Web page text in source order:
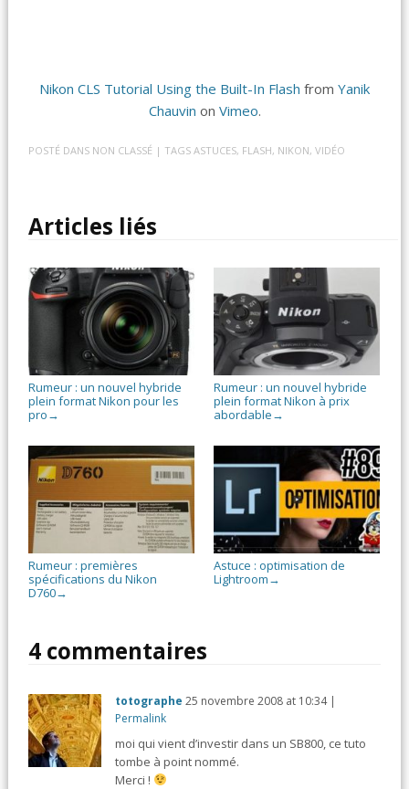
Nikon CLS Tutorial Using the Built-In Flash from Yanik
Chauvin on Vimeo.
POSTÉ DANS NON CLASSÉ | TAGSASTUCES, FLASH, NIKON,VIDÉO
Articles liés
Rumeur : un nouvel hybride
plein format Nikon pour les
pro →
Rumeur : un nouvel hybride
plein format Nikon à prix
abordable →
Rumeur : premières
spécifications du Nikon
D760→
Astuce : optimisation de
Lightroom →
4 commentaires
totographe 25 novembre 2008 at 10:34|
Permalink
moi qui vient d’investir dans un SB800, ce tuto
tombe à point nommé.
Merci !